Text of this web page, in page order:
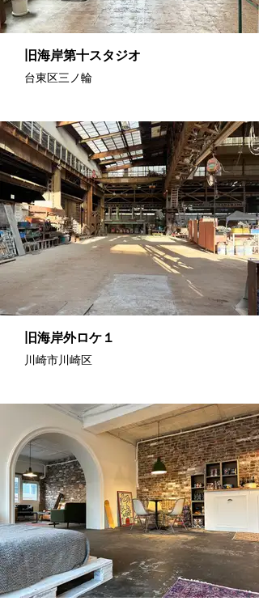
旧海岸第十スタジオ
台東区三ノ輪
旧海岸外ロケ１
川崎市川崎区